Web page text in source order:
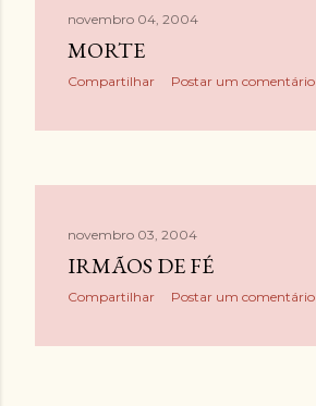
novembro 04, 2004
MORTE
Compartilhar Postar um comentário
novembro 03, 2004
IRMÃOS DE FÉ
Compartilhar Postar um comentário